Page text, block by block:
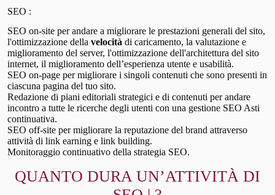
SEO :
SEO on-site per andare a migliorare le prestazioni generali del sito,
l'ottimizzazione della velocità di caricamento, la valutazione e
miglioramento del server, l'ottimizzazione dell'architettura del sito
internet, il miglioramento dell’esperienza utente e usabilità.
SEO on-page per migliorare i singoli contenuti che sono presenti in
ciascuna pagina del tuo sito.
Redazione di piani editoriali strategici e di contenuti per andare
incontro a tutte le ricerche degli utenti con una gestione SEO Asti
continuativa.
SEO off-site per migliorare la reputazione del brand attraverso
attività di link earning e link building.
Monitoraggio continuativo della strategia SEO.
QUANTO DURA UN’ATTIVITÀ DI